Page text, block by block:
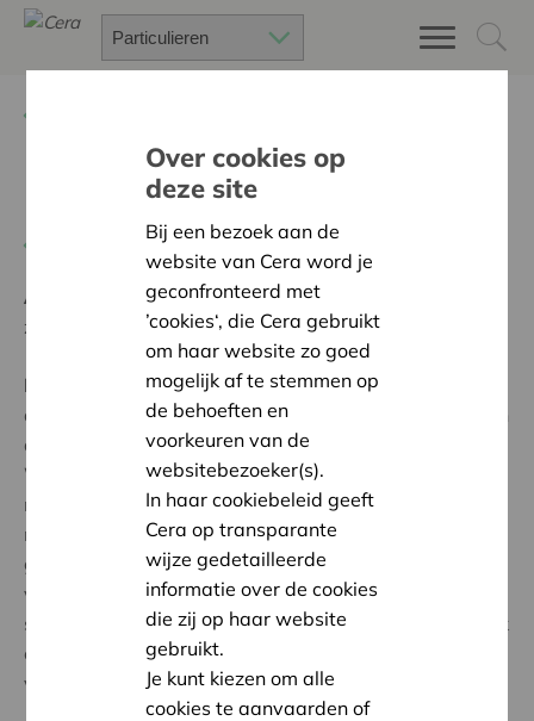
Belevingspad
Terug naar overzicht
Ambitie:
Een solidaire, respectvolle samenleving
zonder drempels
Programma:
Iedereen gelijke kansen bieden om
actief, volwaardig en gelijkwaardig deel te nemen aan
de samenleving
Wij kregen steun van Cera om ons belevingspad te
natuurlijk te verharden. Op deze manier kunnen we
minder mobile mensen en rolstoelgebruikers mee laten
genieten van ons pad. Om een beeld te beschrijven
van ons pad: we hebben grote houten zelfgemaakte
spelen, bv mens erger je niet, OXO, domino,... maar ook
een bewegende spiegelwand, vertel theater,
voelbakken, tollenbak, werpspelen,...
Over cookies op
deze site
Bij een bezoek aan de
website van Cera word je
geconfronteerd met
’cookies‘, die Cera gebruikt
om haar website zo goed
mogelijk af te stemmen op
de behoeften en
voorkeuren van de
websitebezoeker(s).
In haar cookiebeleid geeft
Cera op transparante
wijze gedetailleerde
informatie over de cookies
die zij op haar website
gebruikt.
Je kunt kiezen om alle
cookies te aanvaarden of